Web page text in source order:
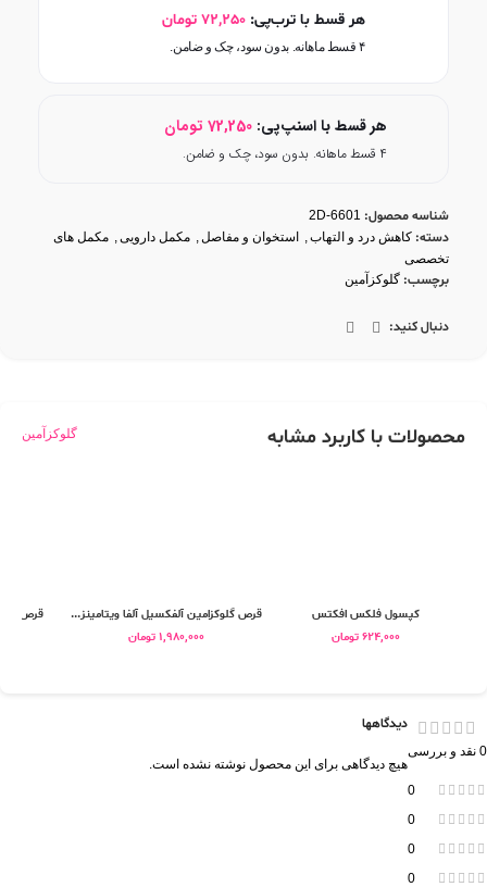
هر قسط با ترب‌پی: 72,250 تومان
۴ قسط ماهانه. بدون سود، چک و ضامن.
هر قسط با اسنپ‌پی: 72,250 تومان
۴ قسط ماهانه. بدون سود، چک و ضامن.
شناسه محصول: 2D-6601
دسته: کاهش درد و التهاب, استخوان و مفاصل, مکمل دارویی, مکمل های
تخصصی
برچسب: گلوکزآمین
دنبال کنید:
محصولات با کاربرد مشابه گلوکزآمین
کپسول فلکس افکتس
624,000 تومان
قرص گلوکزامین آلفکسیل آلفا ویتامینز...
1,980,000 تومان
قرص
0 نقد و بررسی
0
0
0
0
دیدگاهها
هیچ دیدگاهی برای این محصول نوشته نشده است.